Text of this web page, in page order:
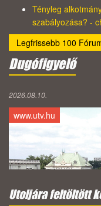
Tényleg
szabályozása? -
Legfrissebb 100
Dugófigyelő
2026.08.10.
www.utv.hu
Utoljára feltöltött